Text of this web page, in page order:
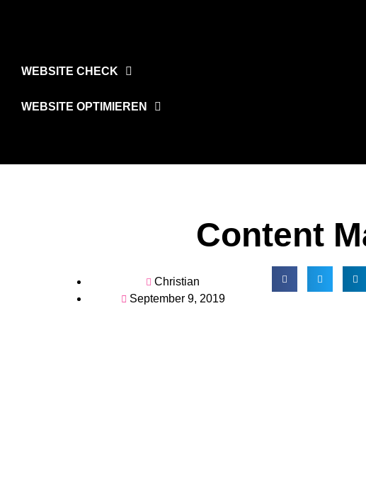
WEBSITE CHECK
WEBSITE OPTIMIEREN
Content
Christian
September 9, 2019